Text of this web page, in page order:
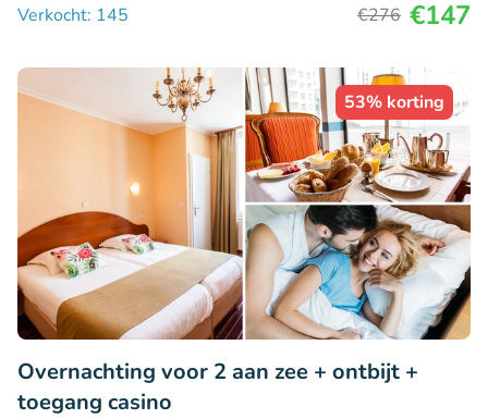
Verkocht: 145 €276 €147
53% korting
Overnachting voor 2 aan zee + ontbijt +
toegang casino